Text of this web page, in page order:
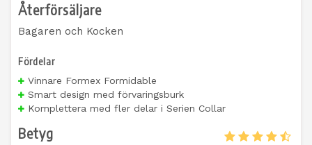
Återförsäljare
Bagaren och Kocken
Fördelar
Vinnare Formex Formidable
Smart design med förvaringsburk
Komplettera med fler delar i Serien Collar
Betyg